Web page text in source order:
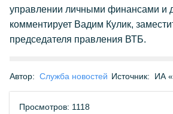
управлении личными финансами и
комментирует Вадим Кулик,
председателя правления ВТБ.
Автор: Служба новостей Источник: ИА
Просмотров: 1118